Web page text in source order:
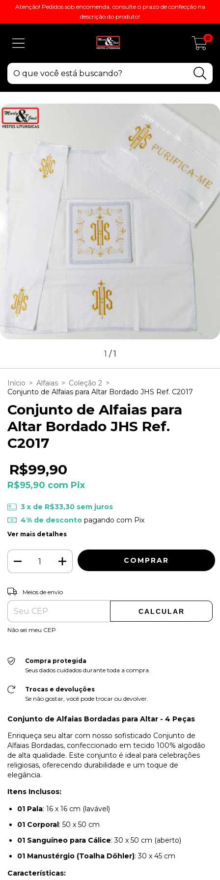
Atenção! Pedidos sob encomenda, consulte o prazo de confecção na
descrição do produto!
0
1 /1
Início > Alfaias > Coleção 2 >
Conjunto de Alfaias para Altar Bordado JHS Ref. C2017
Conjunto de Alfaias para
Altar Bordado JHS Ref.
C2017
R$99,90
R$95,90 com Pix
3 x de R$33,30 sem juros
4% de descontopagando com Pix
Ver mais detalhes
Entregas para o CEP:
Meios de envio
CALCULAR
Não sei meu CEP
Compra protegida
Seus dados cuidados durante toda a compra.
Trocas e devoluções
Se não gostar, você pode trocar ou devolver.
Conjunto de Alfaias Bordadas para Altar - 4 Peças
Enriqueça seu altar com nosso sofisticado Conjunto de
Alfaias Bordadas, confeccionado em tecido 100% algodão
de alta qualidade. Este conjunto é ideal para celebrações
religiosas, oferecendo durabilidade e um toque de
elegância.
Itens Inclusos:
01 Pala: 16 x 16 cm (lavável)
01 Corporal : 50 x 50 cm
01 Sanguíneo para Cálice: 30 x 50 cm (aberto)
01 Manustérgio (Toalha Döhler): 30 x 45 cm
Características: